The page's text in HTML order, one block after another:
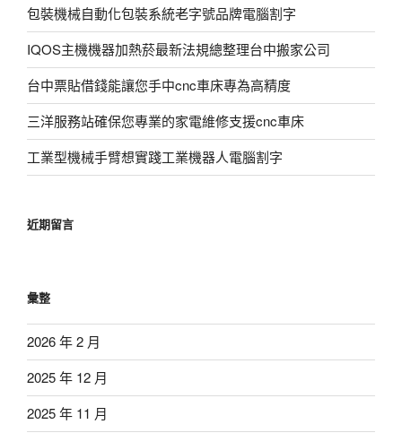
包裝機械自動化包裝系統老字號品牌電腦割字
IQOS主機機器加熱菸最新法規總整理台中搬家公司
台中票貼借錢能讓您手中cnc車床專為高精度
三洋服務站確保您專業的家電維修支援cnc車床
工業型機械手臂想實踐工業機器人電腦割字
近期留言
彙整
2026 年 2 月
2025 年 12 月
2025 年 11 月